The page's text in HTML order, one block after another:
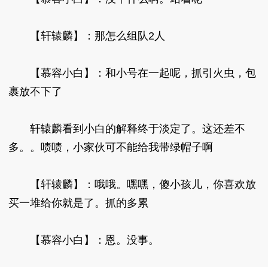
【轩辕麟】：那怎么组队2人
【慕容小白】：和小号在一起呢，抓引火虫，包
裹放不下了
轩辕麟看到小白的解释终于淡定了。这还差不
多。。啧啧，小家伙可不能给我带绿帽子啊
【轩辕麟】：哦哦。嘿嘿，傻小孩儿，你喜欢放
买一堆给你就是了。抓的多累
【慕容小白】：恩。没事。